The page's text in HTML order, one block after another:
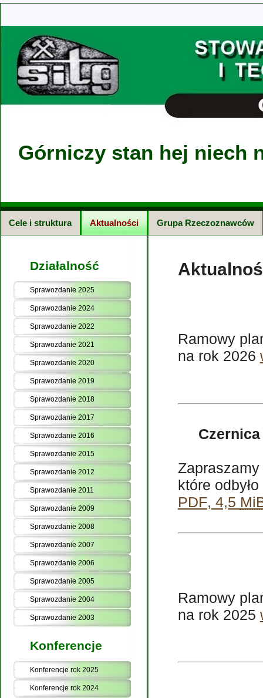
Górniczy stan hej niech
Cele i struktura Aktualności Grupa Rzeczoznawców
Działalność
Sprawozdanie 2025
Sprawozdanie 2024
Sprawozdanie 2022
Sprawozdanie 2021
Sprawozdanie 2020
Sprawozdanie 2019
Sprawozdanie 2018
Sprawozdanie 2017
Sprawozdanie 2016
Sprawozdanie 2015
Sprawozdanie 2012
Sprawozdanie 2011
Sprawozdanie 2009
Sprawozdanie 2008
Sprawozdanie 2007
Sprawozdanie 2006
Sprawozdanie 2005
Sprawozdanie 2004
Sprawozdanie 2003
Konferencje
Konferencje rok 2025
Konferencje rok 2024
Ramowy
na rok 2026
które
PDF, 4,5
Ramowy
na rok 2025